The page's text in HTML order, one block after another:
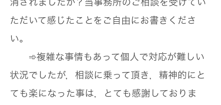
消されましたか？当事務所のご相談を受けてい
ただいて感じたことをご自由にお書きくださ
い。
➾複雑な事情もあって個人で対応が難しい
状況でしたが，相談に乗って頂き，精神的にと
ても楽になった事は，とても感謝しておりま